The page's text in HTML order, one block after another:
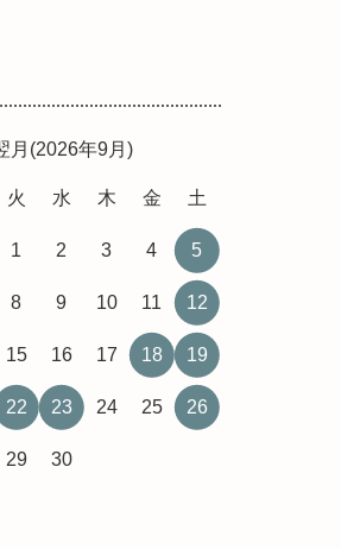
月(2026年9月)
火 水 木 金 土
1 2 3 4 5
8 9 10 11 12
15 16 17 18 19
22 23 24 25 26
29 30